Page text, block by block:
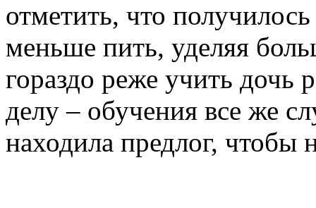
отметить, что
меньше пить, уделяя
гораздо реже учить
делу – обучения все же
находила предлог, чтобы